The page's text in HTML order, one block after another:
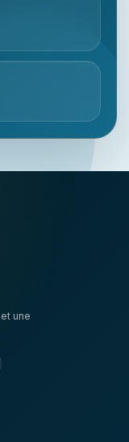
une